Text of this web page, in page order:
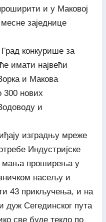
и у Маковој
заједнице
конкурише за
имати највећи
и Макова
300 нових
и
изградњу мреже
Индустријске
мања проширења у
насељу и
43 прикључења, и на
дуж Сегединског пута
све буде текло по